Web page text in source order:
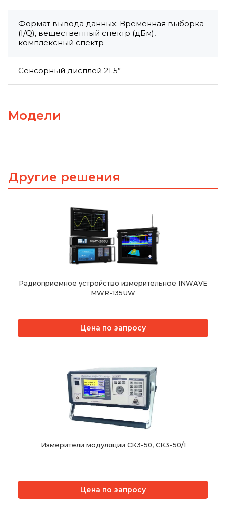
Формат вывода данных: Временная выборка
(I/Q), вещественный спектр (дБм),
комплексный спектр
Сенсорный дисплей 21.5”
Модели
Другие решения
Радиоприемное устройство измерительное INWAVE
MWR-135UW
Цена по запросу
Измерители модуляции СК3-50, СК3-50/1
Цена по запросу